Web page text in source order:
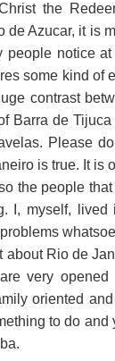
the
de Azucar, it is
people notice at
some kind of
contrast
Barra de
Please
is true. It is
the people
I, myself, lived
about Rio de
very opened
oriented
to do and